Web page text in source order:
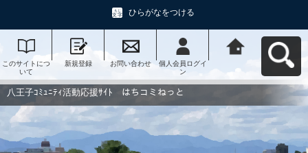
ひらがなをつける
このサイトにつ
いて
新規登録 お問い合わせ
個人会員ログイ
ン
動応援ｻｲﾄ はち
コミねっとへ戻
八王子ｺﾐｭﾆﾃｨ活動応援ｻｲﾄ はちコミねっと